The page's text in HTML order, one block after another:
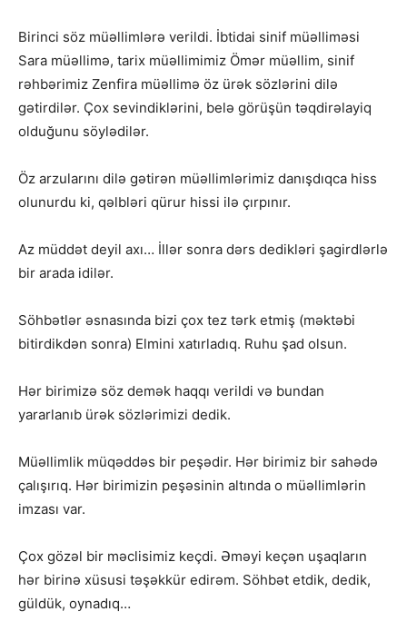
Birinci söz müəllimlərə verildi. İbtidai sinif müəlliməsi
Sara müəllimə, tarix müəllimimiz Ömər müəllim, sinif
rəhbərimiz Zenfira müəllimə öz ürək sözlərini dilə
gətirdilər. Çox sevindiklərini, belə görüşün təqdirəlayiq
olduğunu söylədilər.
Öz arzularını dilə gətirən müəllimlərimiz danışdıqca hiss
olunurdu ki, qəlbləri qürur hissi ilə çırpınır.
Az müddət deyil axı… İllər sonra dərs dedikləri şagirdlərlə
bir arada idilər.
Söhbətlər əsnasında bizi çox tez tərk etmiş (məktəbi
bitirdikdən sonra) Elmini xatırladıq. Ruhu şad olsun.
Hər birimizə söz demək haqqı verildi və bundan
yararlanıb ürək sözlərimizi dedik.
Müəllimlik müqəddəs bir peşədir. Hər birimiz bir sahədə
çalışırıq. Hər birimizin peşəsinin altında o müəllimlərin
imzası var.
Çox gözəl bir məclisimiz keçdi. Əməyi keçən uşaqların
hər birinə xüsusi təşəkkür edirəm. Söhbət etdik, dedik,
güldük, oynadıq…